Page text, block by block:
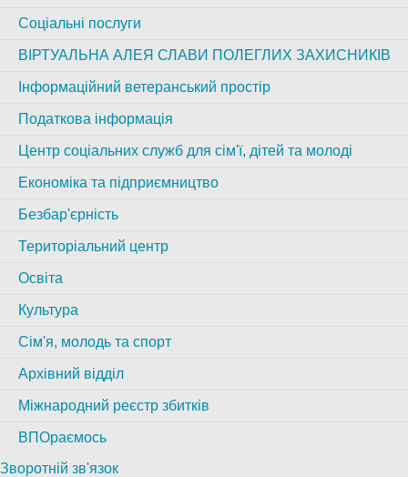
Соціальні послуги
ВІРТУАЛЬНА АЛЕЯ СЛАВИ ПОЛЕГЛИХ ЗАХИСНИКІВ
Інформаційний ветеранський простір
Податкова інформація
Центр соціальних служб для сім'ї, дітей та молоді
Економіка та підприємництво
Безбар'єрність
Територіальний центр
Освіта
Культура
Сім'я, молодь та спорт
Архівний відділ
Міжнародний реєстр збитків
ВПОраємось
Зворотній зв'язок